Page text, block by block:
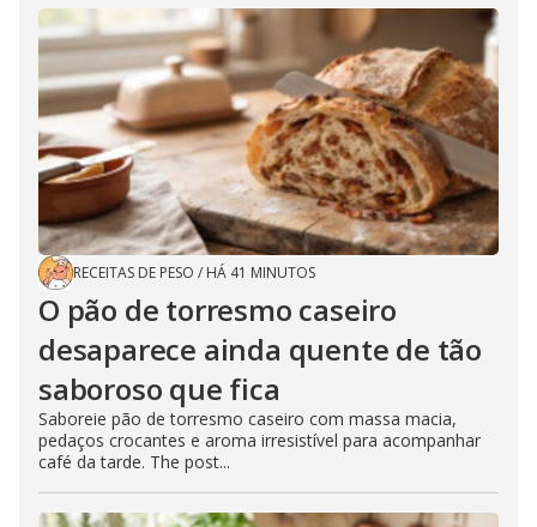
RECEITAS DE PESO / HÁ 41 MINUTOS
O pão de torresmo caseiro
desaparece ainda quente de tão
saboroso que fica
Saboreie pão de torresmo caseiro com massa macia,
pedaços crocantes e aroma irresistível para acompanhar
café da tarde. The post...